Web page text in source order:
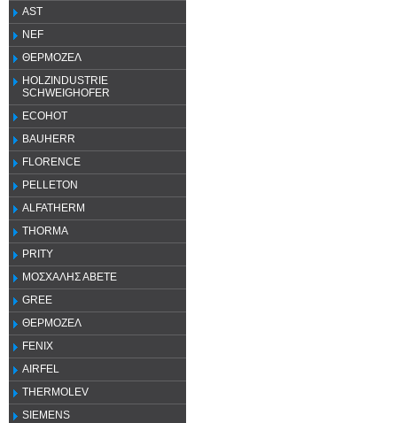
AST
NEF
ΘΕΡΜΟΖΕΛ
HOLZINDUSTRIE
SCHWEIGHOFER
ECOHOT
BAUHERR
FLORENCE
PELLETON
ALFATHERM
THORMA
PRITY
ΜΟΣΧΑΛΗΣ ΑΒΕΤΕ
GREE
ΘΕΡΜΟΖΕΛ
FENIX
AIRFEL
THERMOLEV
SIEMENS